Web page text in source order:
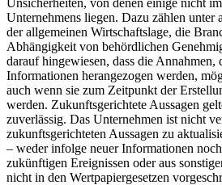
Unternehmens liegen. Dazu zählen unter
der allgemeinen Wirtschaftslage, die
Abhängigkeit von behördlichen
darauf hingewiesen, dass die Annahmen,
Informationen herangezogen werden,
auch wenn sie zum Zeitpunkt der
werden. Zukunftsgerichtete Aussagen
zuverlässig. Das Unternehmen ist nicht
zukunftsgerichteten Aussagen zu
– weder infolge neuer Informationen
zukünftigen Ereignissen oder aus
nicht in den Wertpapiergesetzen